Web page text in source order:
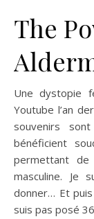
The
Une dystopie
Youtube l’an
souvenirs
bénéficient
permettant
masculine. Je
donner… Et
suis pas posé